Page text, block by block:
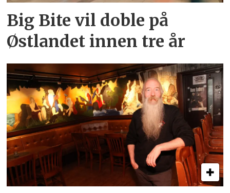
Big Bite vil doble på
Østlandet innen tre år